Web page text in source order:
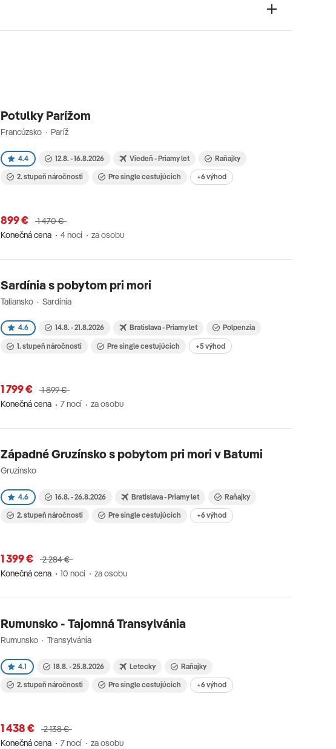
Potulky Parížom
Francúzsko · Paríž
4.4 12.8. - 16.8.2026 Viedeň - Priamy let Raňajky
2. stupeň náročnosti Pre single cestujúcich +6 výhod
899 €
1 470 €
Konečná cena
4 nocí za osobu
Sardínia s pobytom pri mori
Taliansko · Sardínia
4.6 14.8. - 21.8.2026 Bratislava - Priamy let Polpenzia
1. stupeň náročnosti Pre single cestujúcich +5 výhod
1 799 €
1 899 €
Konečná cena
7 nocí za osobu
Západné Gruzínsko s pobytom pri mori v Batumi
Gruzínsko
4.6 16.8. - 26.8.2026 Bratislava - Priamy let Raňajky
2. stupeň náročnosti Pre single cestujúcich +6 výhod
1 399 €
2 284 €
Konečná cena
10 nocí za osobu
Rumunsko - Tajomná Transylvánia
Rumunsko · Transylvánia
4.1 18.8. - 25.8.2026 Letecky Raňajky
2. stupeň náročnosti Pre single cestujúcich +6 výhod
1 438 €
2 138 €
Konečná cena
7 nocí za osobu